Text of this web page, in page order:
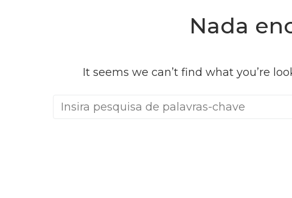
Nada
It seems we can’t find what you’re